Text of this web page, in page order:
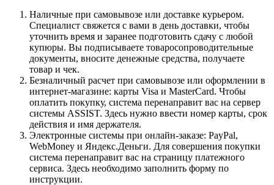
Наличные при самовывозе или доставке курьером.
Специалист свяжется с вами в день доставки, чтобы
уточнить время и заранее подготовить сдачу с любой
купюры. Вы подписываете товаросопроводительные
документы, вносите денежные средства, получаете
товар и чек.
Безналичный расчет при самовывозе или оформлении в
интернет-магазине: карты Visa и MasterCard. Чтобы
оплатить покупку, система перенаправит вас на сервер
системы ASSIST. Здесь нужно ввести номер карты, срок
действия и имя держателя.
Электронные системы при онлайн-заказе: PayPal,
WebMoney и Яндекс.Деньги. Для совершения покупки
система перенаправит вас на страницу платежного
сервиса. Здесь необходимо заполнить форму по
инструкции.